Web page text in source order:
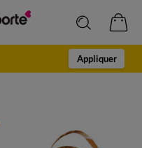
Appliquer